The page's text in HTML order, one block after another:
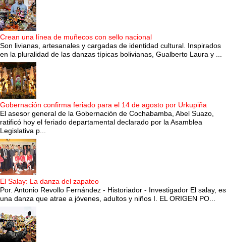
Crean una línea de muñecos con sello nacional
Son livianas, artesanales y cargadas de identidad cultural. Inspirados
en la pluralidad de las danzas típicas bolivianas, Gualberto Laura y ...
Gobernación confirma feriado para el 14 de agosto por Urkupiña
El asesor general de la Gobernación de Cochabamba, Abel Suazo,
ratificó hoy el feriado departamental declarado por la Asamblea
Legislativa p...
El Salay: La danza del zapateo
Por. Antonio Revollo Fernández - Historiador - Investigador El salay, es
una danza que atrae a jóvenes, adultos y niños I. EL ORIGEN PO...